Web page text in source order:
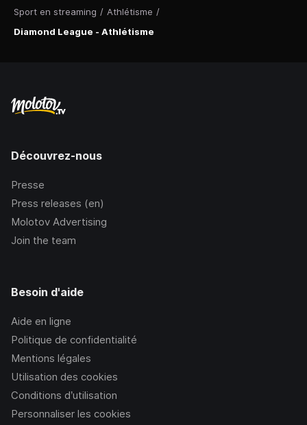
Sport en streaming / Athlétisme /
Diamond League - Athlétisme
Découvrez-nous
Presse
Press releases (en)
Molotov Advertising
Join the team
Besoin d'aide
Aide en ligne
Politique de confidentialité
Mentions légales
Utilisation des cookies
Conditions d’utilisation
Personnaliser les cookies